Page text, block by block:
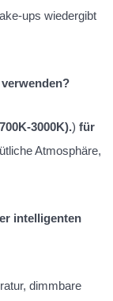
ups wiedergibt
3000K).) für
Atmosphäre,
intelligenten
dimmbare